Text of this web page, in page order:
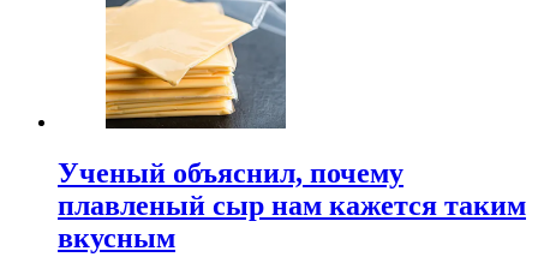
Ученый объяснил, почему
плавленый сыр нам кажется таким
вкусным